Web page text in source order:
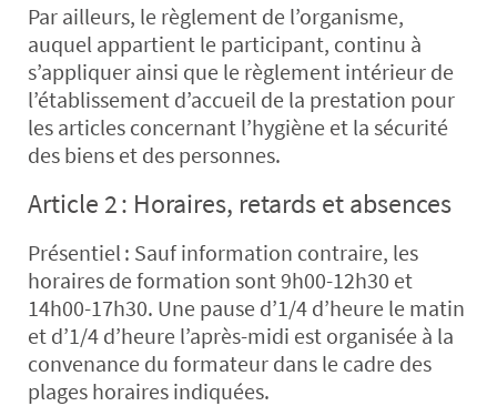
Par ailleurs, le règlement de l’organisme,
auquel appartient le participant, continu à
s’appliquer ainsi que le règlement intérieur de
l’établissement d’accueil de la prestation pour
les articles concernant l’hygiène et la sécurité
des biens et des personnes.
Article 2 : Horaires, retards et absences
Présentiel : Sauf information contraire, les
horaires de formation sont 9h00-12h30 et
14h00-17h30. Une pause d’1/4 d’heure le matin
et d’1/4 d’heure l’après-midi est organisée à la
convenance du formateur dans le cadre des
plages horaires indiquées.